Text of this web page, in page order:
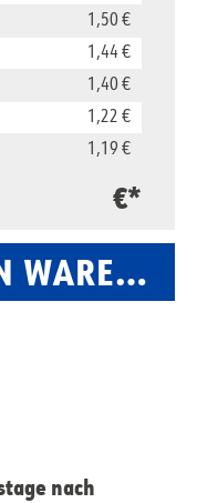
1,50 €
1,44 €
1,40 €
1,22 €
1,19 €
€*
Wert ein
nach